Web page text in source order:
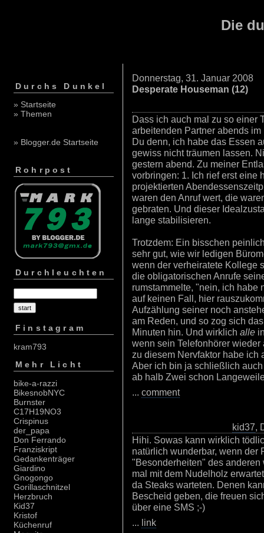
Die
Durchs Dunkel
» Startseite
» Themen
» Blogger.de Startseite
Rohrpost
Durchleuchten
Finstagram
kram793
Mehr Licht
bike-a-razzi
BikesnobNYC
Burnster
C17H19NO3
Crispinus
der_papa
Don Ferrando
Franziskript
Gedankenträger
Giardino
Gnogongo
Gorillaschnitzel
Herzbruch
Kid37
Kristof
Küchenruf
Donnerstag, 31. Januar 2008
Desperate Houseman (12)
Dass ich auch mal zu so einer
arbeitenden Partner abends
Du denn, ich habe das Essen
gewiss nicht träumen lassen.
gestern abend. Zu meiner
vorbringen: 1. Ich rief erst eine
projektierten
waren den Anruf wert, die
gebraten. Und dieser
lange stabilisieren.
Trotzdem: Ein bisschen
sehr gut, wie wir ledigen
wenn der verheiratete Kollege
die obligatorischen Anrufe
rumstammelte, "nein, ich habe
auf keinen Fall, hier
Aufzählung seiner noch
am Reden, und so zog sich
Minuten hin. Und wirklich alle
wenn sein Telefonhörer
zu diesem Nervfaktor habe ich
Aber ich bin ja schließlich
ab halb Zwei schon
... comment
kid37,
Hihi. Sowas kann wirklich
natürlich wunderbar, wenn der
"Besonderheiten" des
mal mit dem Nudelholz
da Steaks warteten. Denen
Bescheid geben, die freuen
über eine SMS ;-)
... link